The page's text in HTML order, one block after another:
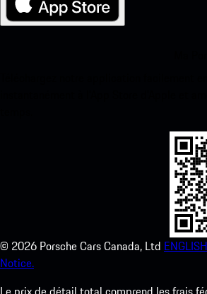
© 2026 Porsche Cars Canada, Ltd
Notice.